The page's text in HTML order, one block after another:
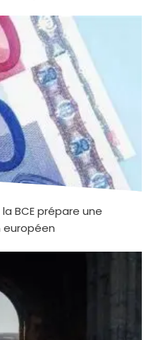
BCE prépare une